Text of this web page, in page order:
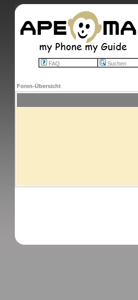
FAQ Suchen
Foren-Übersicht